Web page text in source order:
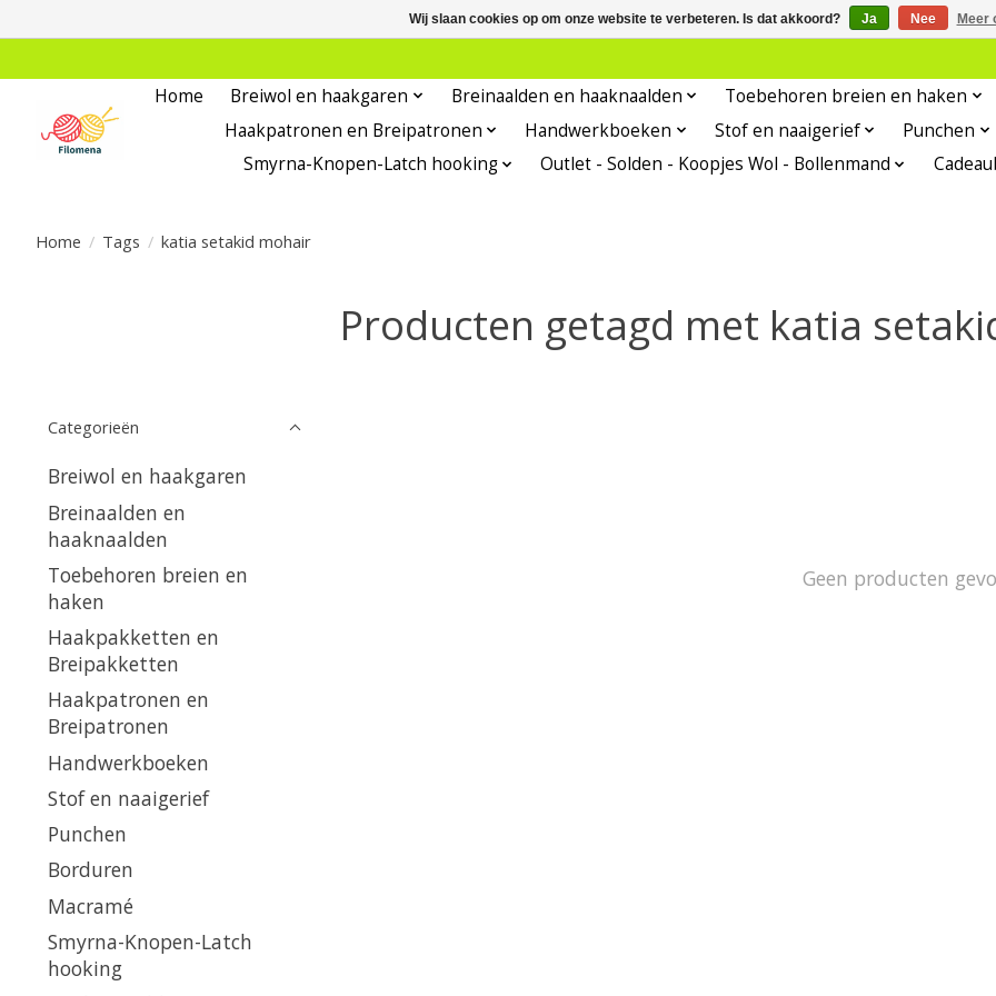
Home Breiwol en haakgaren Breinaalden en haaknaalden Toebehoren breien en haken
Haakpatronen en Breipatronen
Handwerkboeken Stof en naaigerief Punchen
Smyrna-Knopen-Latch hooking
Outlet - Solden - Koopjes Wol - Bollenmand
Home / Tags / katia setakid mohair
Producten getagd met katia
Categorieën
Breiwol en haakgaren
Breinaalden en
haaknaalden
Toebehoren breien en
haken
Haakpakketten en
Breipakketten
Haakpatronen en
Breipatronen
Handwerkboeken
Stof en naaigerief
Punchen
Borduren
Macramé
Smyrna-Knopen-Latch
hooking
Geen producten
Wij slaan cookies op om onze website te verbeteren. Is dat akkoord? Ja Nee Meer